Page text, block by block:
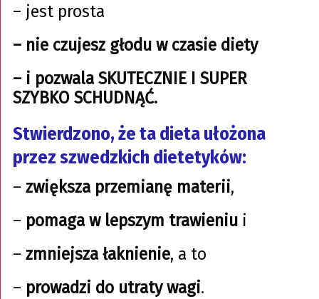
– jest prosta
– nie czujesz głodu w czasie diety
– i pozwala SKUTECZNIE I SUPER
SZYBKO SCHUDNĄĆ.
Stwierdzono, że tadieta ułożona
przez szwedzkich dietetyków:
– zwiększa przemianę materii,
– pomaga w lepszym trawieniui
– zmniejsza łaknienie, a to
– prowadzi do utraty wagi.